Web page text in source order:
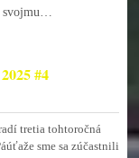
#4
tretia tohtoročná
sme sa zúčastnili